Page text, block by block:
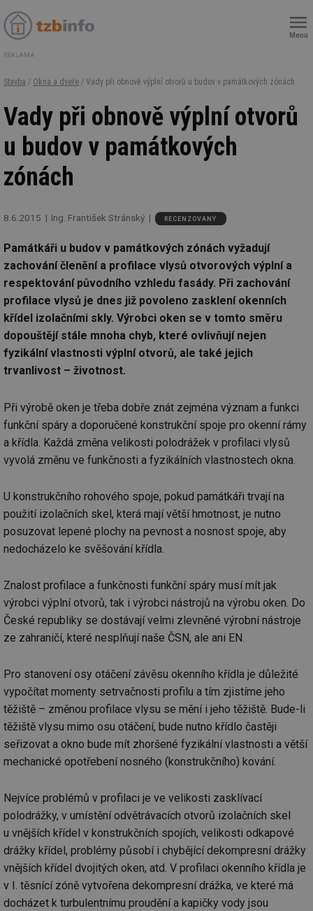
Menu
REKLAMA
Stavba / Okna a dveře / Vady při obnově výplní otvorů u budov v památkových zónách
Vady při obnově výplní otvorů
u budov v památkových
zónách
8.6.2015 Ing. František Stránský RECENZOVANÝ
Památkáři u budov v památkových zónách vyžadují
zachování členění a profilace vlysů otvorových výplní a
respektování původního vzhledu fasády. Při zachování
profilace vlysů je dnes již povoleno zasklení okenních
křídel izolačními skly. Výrobci oken se v tomto směru
dopouštějí stále mnoha chyb, které ovlivňují nejen
fyzikální vlastnosti výplní otvorů, ale také jejich
trvanlivost – životnost.
Při výrobě oken je třeba dobře znát zejména význam a funkci
funkční spáry a doporučené konstrukční spoje pro okenní rámy
a křídla. Každá změna velikosti polodrážek v profilaci vlysů
vyvolá změnu ve funkčnosti a fyzikálních vlastnostech okna.
U konstrukčního rohového spoje, pokud památkáři trvají na
použití izolačních skel, která mají větší hmotnost, je nutno
posuzovat lepené plochy na pevnost a nosnost spoje, aby
nedocházelo ke svěšování křídla.
Znalost profilace a funkčnosti funkční spáry musí mít jak
výrobci výplní otvorů, tak i výrobci nástrojů na výrobu oken. Do
České republiky se dostávají velmi zlevněné výrobní nástroje
ze zahraničí, které nesplňují naše ČSN, ale ani EN.
Pro stanovení osy otáčení závěsu okenního křídla je důležité
vypočítat momenty setrvačnosti profilu a tím zjistíme jeho
těžiště – změnou profilace vlysu se mění i jeho těžiště. Bude-li
těžiště vlysu mimo osu otáčení, bude nutno křídlo častěji
seřizovat a okno bude mít zhoršené fyzikální vlastnosti a větší
mechanické opotřebení nosného (konstrukčního) kování.
Nejvíce problémů v profilaci je ve velikosti zasklívací
polodrážky, v umístění odvětrávacích otvorů izolačních skel
u vnějších křídel v konstrukčních spojích, velikosti odkapové
drážky křídel, problémy působí i chybějící dekompresní drážky
vnějších křídel dvojitých oken, atd. V profilaci okenního křídla je
v I. těsnící zóně vytvořena dekompresní drážka, ve které má
docházet k turbulentnímu proudění a kapičky vody jsou